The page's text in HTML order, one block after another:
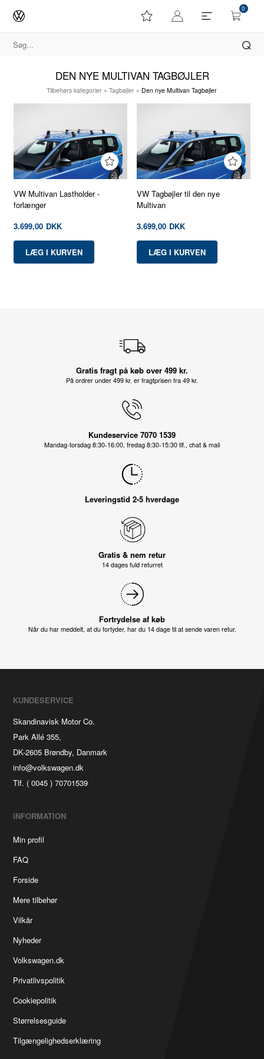
0
DEN NYE MULTIVAN TAGBØJLER
Tilbehørs kategorier »Tagbøjler » Den nye Multivan Tagbøjler
VW Multivan Lastholder -
forlænger
3.699,00 DKK
VW Tagbøjler til den nye
Multivan
3.699,00 DKK
Gratis fragt på køb over 499 kr.
På ordrer under 499 kr. er fragtprisen fra 49 kr.
Kundeservice 7070 1539
Mandag-torsdag 8:30-16:00, fredag 8:30-15:30 tlf., chat & mail
Leveringstid 2-5 hverdage
Gratis & nem retur
14 dages fuld returret
Fortrydelse af køb
Når du har meddelt, at du fortyder, har du 14 dage til at sende varen retur.
KUNDESERVICE
Skandinavisk Motor Co.
Park Allé 355,
DK-2605 Brøndby, Danmark
info@volkswagen.dk
Tlf. ( 0045 ) 70701539
INFORMATION
Min profil
FAQ
Forside
Mere tilbehør
Vilkår
Nyheder
Volkswagen.dk
Privatlivspolitik
Cookiepolitik
Størrelsesguide
Tilgængelighedserklæring